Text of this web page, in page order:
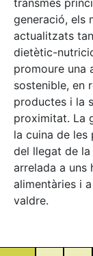
generació, els
actualitzats
dietètic-
promoure una
sostenible, en
productes i la
proximitat. La
la cuina de
del llegat de
arrelada a uns
alimentàries i
valdre.